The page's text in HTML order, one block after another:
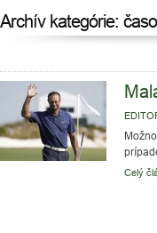
Archív kategórie:
Celý